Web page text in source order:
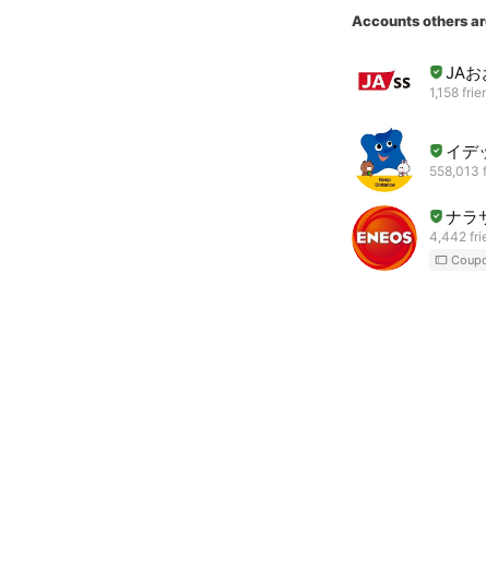
Accounts others
JAお
1,158
イデ
558,013
ナラ
4,442